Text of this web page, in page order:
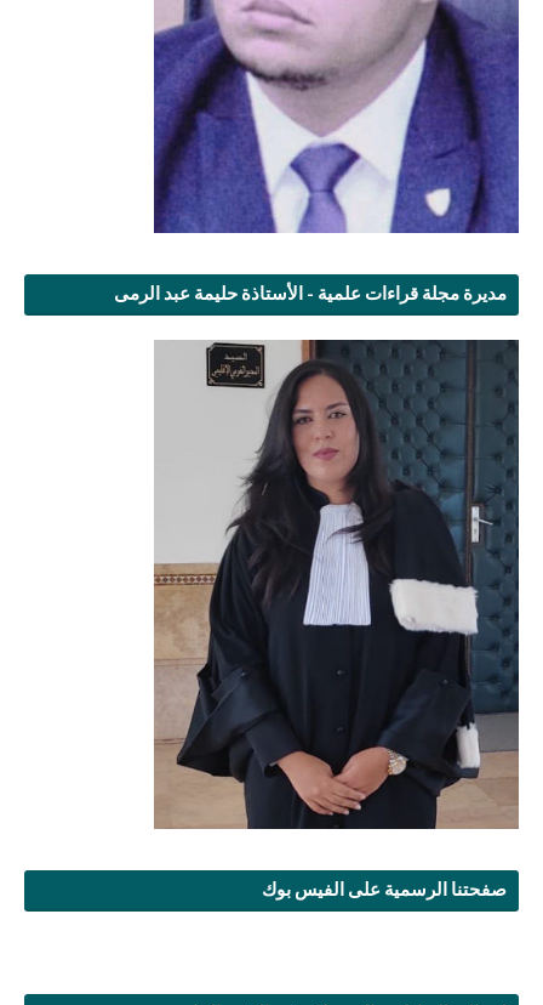
مديرة مجلة قراءات علمية - الأستاذة حليمة عبد الرمى
صفحتنا الرسمية على الفيس بوك